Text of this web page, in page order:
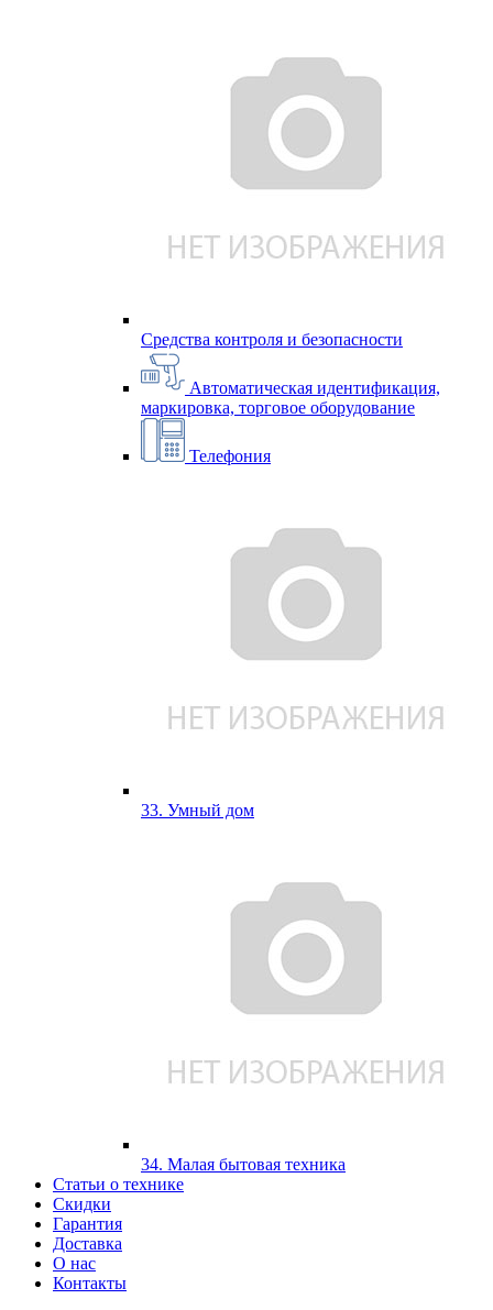
Средства контроля и безопасности
Автоматическая идентификация,
маркировка, торговое оборудование
Телефония
33. Умный дом
34. Малая бытовая техника
Статьи о технике
Скидки
Гарантия
Доставка
О нас
Контакты